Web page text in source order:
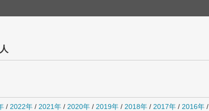
/ 2022年 / 2021年 / 2020年 / 2019年 / 2018年 / 2017年 / 2016年 /